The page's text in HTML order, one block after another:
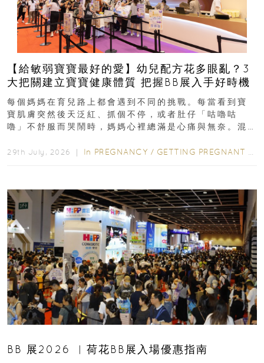
【給敏弱寶寶最好的愛】幼兒配方花多眼亂？3
大把關建立寶寶健康體質 把握BB展入手好時機
每個媽媽在育兒路上都會遇到不同的挑戰。每當看到寶
寶肌膚突然後天泛紅、抓個不停，或者肚仔「咕嚕咕
嚕」不舒服而哭鬧時，媽媽心裡總滿是心痛與無奈。混
29th July, 2026 ｜ In PREGNANCY / GETTING PREGNANT
BB 展2026 ︳荷花BB展入場優惠指南